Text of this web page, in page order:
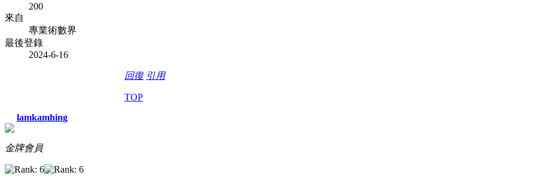
200
來自
專業術數界
最後登錄
2024-6-16
回復 引用
TOP
lamkamhing
金牌會員